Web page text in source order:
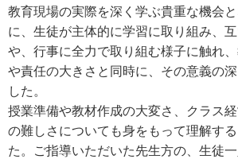
教育現場の実際を深く学ぶ貴重な機会
に、生徒が主体的に学習に取り組み、
や、行事に全力で取り組む様子に触れ
や責任の大きさと同時に、その意義の
した。
授業準備や教材作成の大変さ、クラス
の難しさについても身をもって理解す
た。ご指導いただいた先生方の、生徒